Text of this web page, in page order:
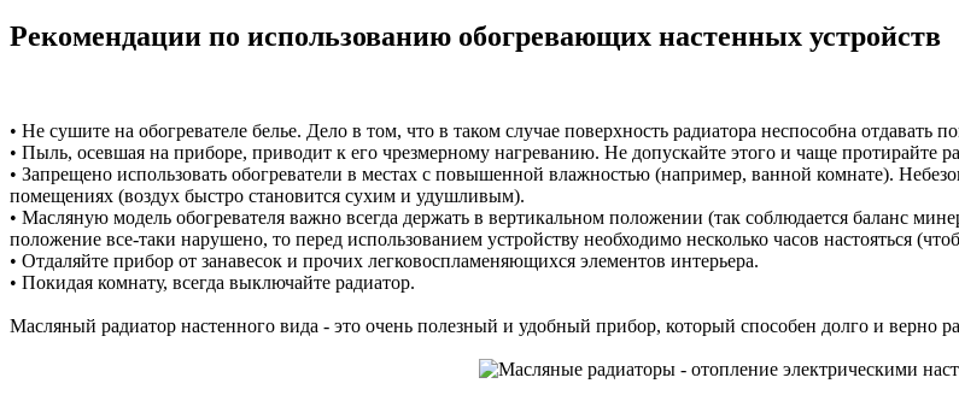
Рекомендации по использованию обогревающих настенных устройств
• Не сушите на обогревателе белье. Дело в том, что в таком случае поверхность радиатора неспособна
• Пыль, осевшая на приборе, приводит к его чрезмерному нагреванию. Не допускайте этого и чаще протирайте
• Запрещено использовать обогреватели в местах с повышенной влажностью (например, ванной комнате).
помещениях (воздух быстро становится сухим и удушливым).
• Масляную модель обогревателя важно всегда держать в вертикальном положении (так соблюдается баланс
положение все-таки нарушено, то перед использованием устройству необходимо несколько часов настояться
• Отдаляйте прибор от занавесок и прочих легковоспламеняющихся элементов интерьера.
• Покидая комнату, всегда выключайте радиатор.
Масляный радиатор настенного вида - это очень полезный и удобный прибор, который способен долго и верно